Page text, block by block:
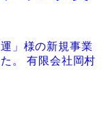
」様の新規事業
。 有限会社岡村